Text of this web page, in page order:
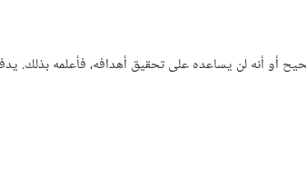
أنه لن يساعده على تحقيق أهدافه، فأعلمه بذلك.